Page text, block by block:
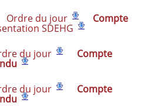
Ordre du jour Compte
SDEHG
du jour Compte
u
du jour Compte
u